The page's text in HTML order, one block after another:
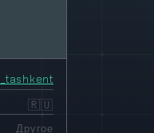
🇷🇺
Другое